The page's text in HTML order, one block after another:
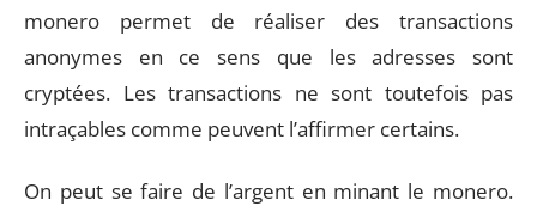
monero permet de réaliser des transactions
anonymes en ce sens que les adresses sont
cryptées. Les transactions ne sont toutefois pas
intraçables comme peuvent l’affirmer certains.
On peut se faire de l’argent en minant le monero.